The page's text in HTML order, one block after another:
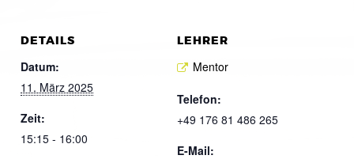
DETAILS
Datum:
11. März 2025
Zeit:
15:15 - 16:00
LEHRER
Mentor
Telefon:
+49 176 81 486 265
E-Mail: